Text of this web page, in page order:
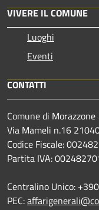
VIVERE IL COMUNE
Luoghi
Eventi
CONTATTI
Comune di Morazzone
Via Mameli n.16
Codice Fiscale:
Partita IVA:
Centralino Unico:
PEC: